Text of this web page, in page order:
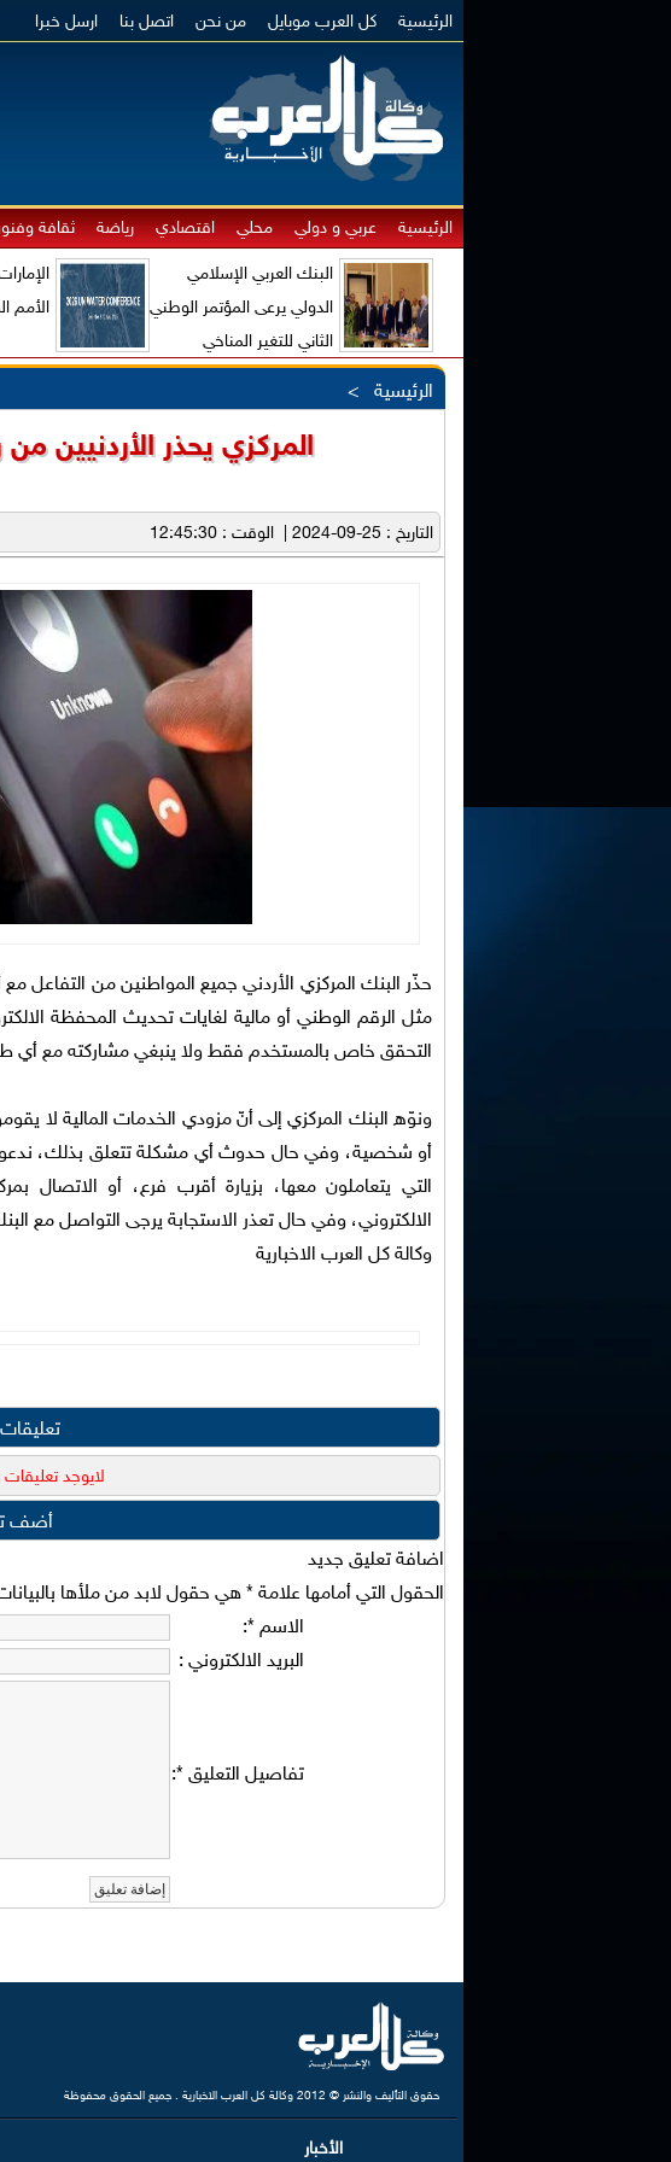
الرئيسية كل العرب موبايل من نحن اتصل بنا ارسل خبرا
الرئيسية عربي و دولي محلي اقتصادي رياضة ثقافة
البنك العربي الإسلامي
الدولي يرعى المؤتمر الوطني
الثاني للتغير المناخي
الأمم
الرئيسية >
المركزي يحذر الأردنيين
التاريخ : 25-09-2024 | الوقت : 12:45:30
حذّر البنك المركزي الأردني جميع المواطنين من
مثل الرقم الوطني أو مالية لغايات تحديث المحفظة
التحقق خاص بالمستخدم فقط ولا ينبغي مشاركته مع أي
ونوّه البنك المركزي إلى أنّ مزودي الخدمات المالية لا
أو شخصية، وفي حال حدوث أي مشكلة تتعلق بذلك، ندعو
التي يتعاملون معها، بزيارة أقرب فرع، أو الاتصال
الالكتروني، وفي حال تعذر الاستجابة يرجى التواصل مع
وكالة كل العرب الاخبارية
تعليقات
لايوجد تعليقات
أضف
اضافة تعليق جديد
الحقول التي أمامها علامة * هي حقول لابد من ملأها
الاسم*
:
البريد الالكتروني:
تفاصيل التعليق*
:
حقوق التأليف والنشر © 2012 وكالة كل العرب الاخبارية . جميع الحقوق محفوظة
الأخبار